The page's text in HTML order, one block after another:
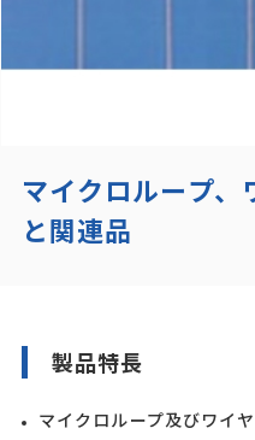
マイクロループ、
と関連品
製品特長
マイクロループ及びワイ